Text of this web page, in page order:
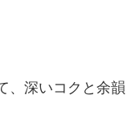
、深いコクと余韻